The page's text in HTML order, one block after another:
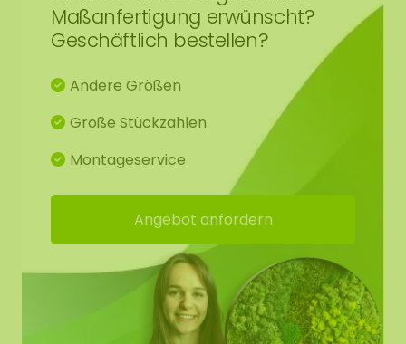
Maßanfertigung erwünscht?
Geschäftlich bestellen?
Andere Größen
Große Stückzahlen
Montageservice
Angebot anfordern